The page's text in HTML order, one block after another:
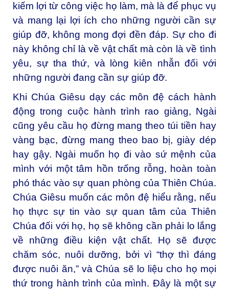
kiếm lợi từ công việc họ làm, mà là để phục vụ
và mang lại lợi ích cho những người cần sự
giúp đỡ, không mong đợi đền đáp. Sự cho đi
này không chỉ là về vật chất mà còn là về tình
yêu, sự tha thứ, và lòng kiên nhẫn đối với
những người đang cần sự giúp đỡ.
Khi Chúa Giêsu dạy các môn đệ cách hành
động trong cuộc hành trình rao giảng, Ngài
cũng yêu cầu họ đừng mang theo túi tiền hay
vàng bạc, đừng mang theo bao bị, giày dép
hay gậy. Ngài muốn họ đi vào sứ mệnh của
mình với một tâm hồn trống rỗng, hoàn toàn
phó thác vào sự quan phòng của Thiên Chúa.
Chúa Giêsu muốn các môn đệ hiểu rằng, nếu
họ thực sự tin vào sự quan tâm của Thiên
Chúa đối với họ, họ sẽ không cần phải lo lắng
về những điều kiện vật chất. Họ sẽ được
chăm sóc, nuôi dưỡng, bởi vì “thợ thì đáng
được nuôi ăn,” và Chúa sẽ lo liệu cho họ mọi
thứ trong hành trình của mình. Đây là một sự